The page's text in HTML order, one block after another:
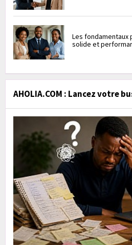
Les fondamentaux
solide et
AHOLIA.COM : Lancez votre